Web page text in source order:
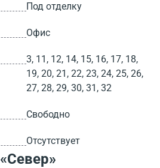
Под отделку
Офис
3, 11, 12, 14, 15, 16, 17, 18,
19, 20, 21, 22, 23, 24, 25, 26,
27, 28, 29, 30, 31, 32
Свободно
Отсутствует
«Север»